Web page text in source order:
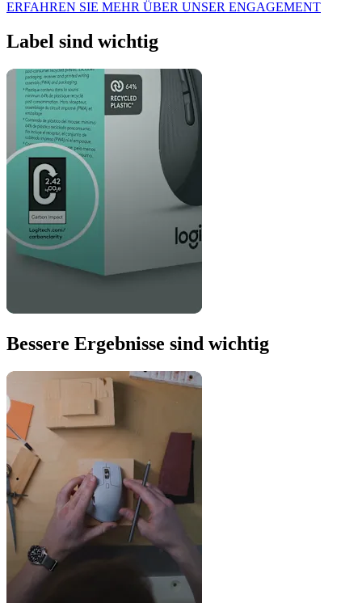
ERFAHREN SIE MEHR ÜBER UNSER ENGAGEMENT
Label sind wichtig
Bessere Ergebnisse sind wichtig